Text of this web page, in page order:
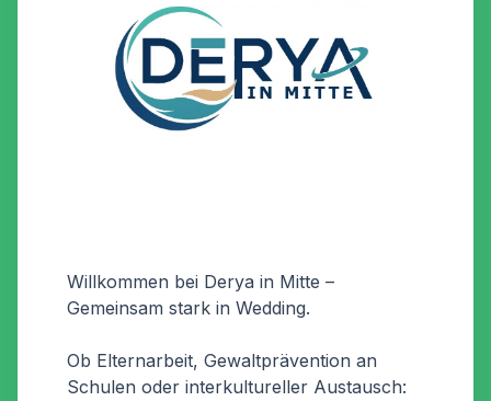
Willkommen bei Derya in Mitte –
Gemeinsam stark in Wedding.
Ob Elternarbeit, Gewaltprävention an
Schulen oder interkultureller Austausch: